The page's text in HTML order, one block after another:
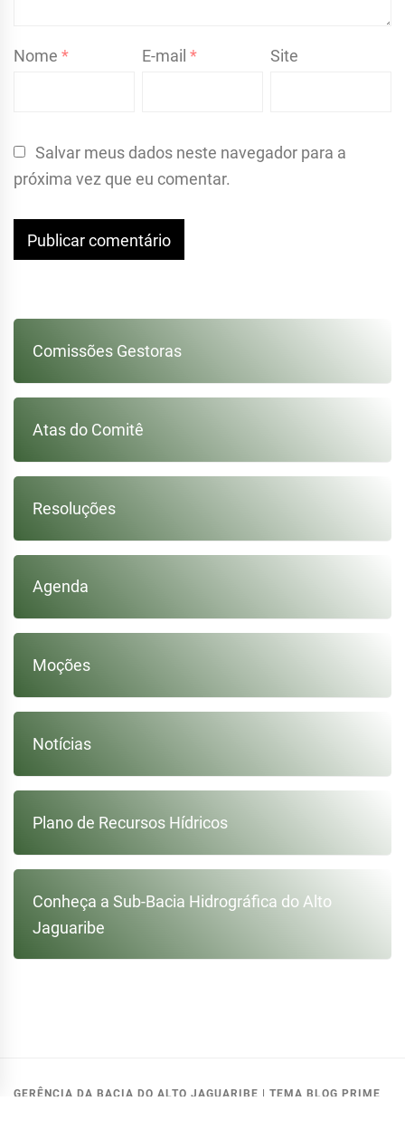
Nome * E-mail* Site
Salvar meus dados neste navegador para a
próxima vez que eu comentar.
Comissões Gestoras
Atas do Comitê
Resoluções
Agenda
Moções
Notícias
Plano de Recursos Hídricos
Conheça a Sub-Bacia Hidrográfica do Alto
Jaguaribe
GERÊNCIA DA BACIA DO ALTO JAGUARIBE | TEMA BLOG PRIME